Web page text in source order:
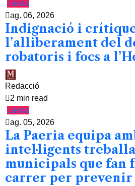
Lleida
ag. 06, 2026
Indignació i
l’alliberament del
robatoris i focs a
Redacció
2 min read
Lleida
ag. 05, 2026
La Paeria equipa
intel·ligents
municipals que fan
carrer per prevenir